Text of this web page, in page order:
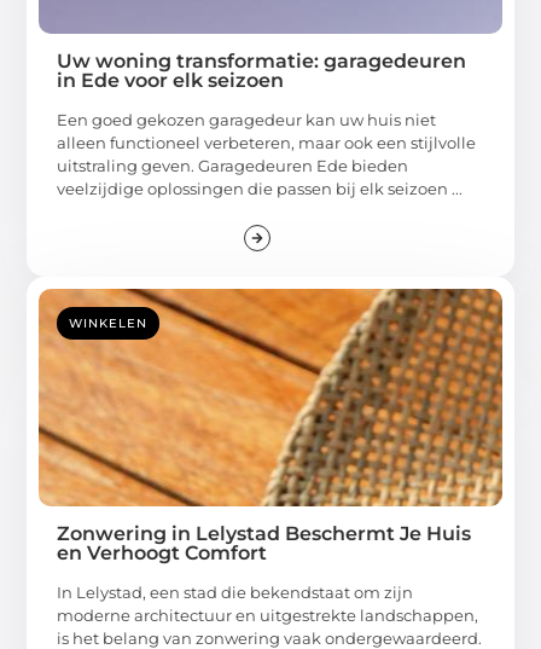
Uw woning transformatie: garagedeuren
in Ede voor elk seizoen
Een goed gekozen garagedeur kan uw huis niet
alleen functioneel verbeteren, maar ook een stijlvolle
uitstraling geven. Garagedeuren Ede bieden
veelzijdige oplossingen die passen bij elk seizoen ...
WINKELEN
Zonwering in Lelystad Beschermt Je Huis
en Verhoogt Comfort
In Lelystad, een stad die bekendstaat om zijn
moderne architectuur en uitgestrekte landschappen,
is het belang van zonwering vaak ondergewaardeerd.